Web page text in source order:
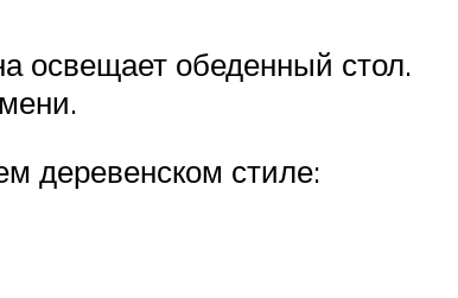
освещает обеденный стол.
деревенском стиле: